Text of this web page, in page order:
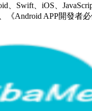
、Swift、iOS、
《Android APP開發者